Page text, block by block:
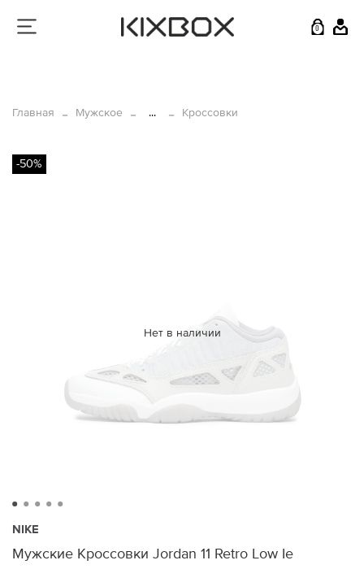
0
Главная Мужское ... Кроссовки
Нет в наличии
-50%
NIKE
Мужские Кроссовки Jordan 11 Retro Low Ie